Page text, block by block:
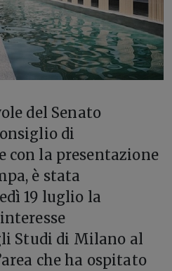
del Senato
di
con la presentazione
è stata
19 luglio la
Studi di Milano al
che ha ospitato